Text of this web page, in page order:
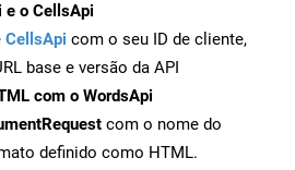
e o CellsApi
CellsApi com o seu ID de cliente,
base e versão da API
com o WordsApi
com o nome do
definido como HTML.